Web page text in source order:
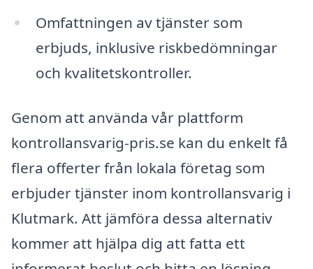
Omfattningen av tjänster som
erbjuds, inklusive riskbedömningar
och kvalitetskontroller.
Genom att använda vår plattform
kontrollansvarig-pris.se kan du enkelt få
flera offerter från lokala företag som
erbjuder tjänster inom kontrollansvarig i
Klutmark. Att jämföra dessa alternativ
kommer att hjälpa dig att fatta ett